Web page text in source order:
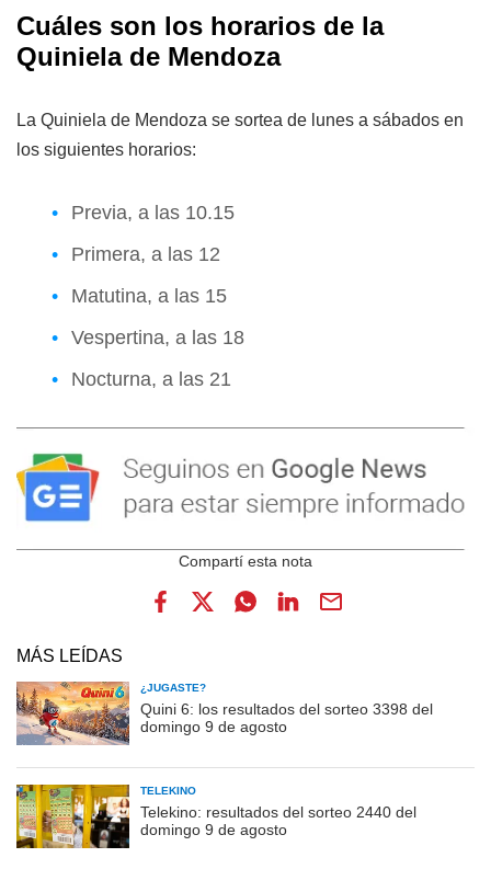
Cuáles son los horarios de la
Quiniela de Mendoza
La Quiniela de Mendoza se sortea de lunes a sábados en
los siguientes horarios:
Previa, a las 10.15
Primera, a las 12
Matutina, a las 15
Vespertina, a las 18
Nocturna, a las 21
MÁS LEÍDAS
¿JUGASTE?
Quini 6: los resultados del sorteo 3398 del
domingo 9 de agosto
TELEKINO
Telekino: resultados del sorteo 2440 del
domingo 9 de agosto